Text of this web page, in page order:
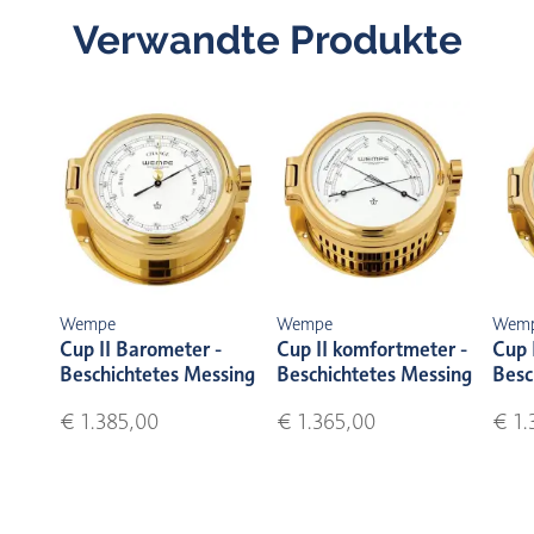
Verwandte Produkte
Wempe
Cup II Barometer -
Beschichtetes Messing
€ 1.385,00
Wempe
Cup II komfortmeter -
Beschichtetes Messing
€ 1.365,00
Cup
€